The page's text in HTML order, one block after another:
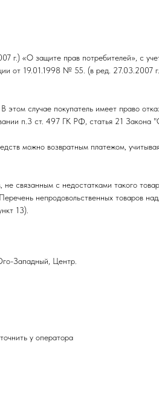
«О защите прав потребителей», с
от 19.01.1998 № 55. (в ред. 27.03.2007
случае покупатель имеет право
п.3 ст. 497 ГК РФ, статья 21 Закона
можно возвратным платежом,
связанным с недостатками такого
непродовольственных товаров
13).
Западный, Центр.
у оператора